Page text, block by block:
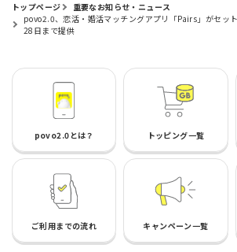
トップページ
重要なお知らせ・ニュース
povo2.0、恋活・婚活マッチングアプリ「Pairs」がセッ
28日まで提供
povo2.0とは？ トッピング一覧
ご利用までの流れ キャンペーン一覧